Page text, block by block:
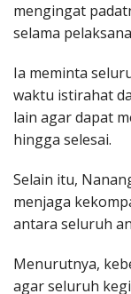
mengingat
selama
Ia meminta
waktu istirahat
lain agar dapat
hingga selesai.
Selain itu,
menjaga
antara seluruh
Menurutnya,
agar seluruh